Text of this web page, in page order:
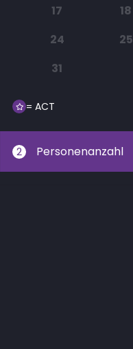
17
18
24
25
31
= ACT
2 Personenanzahl